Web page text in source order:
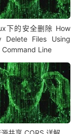
下的安全删除 How
Delete Files Using
Line